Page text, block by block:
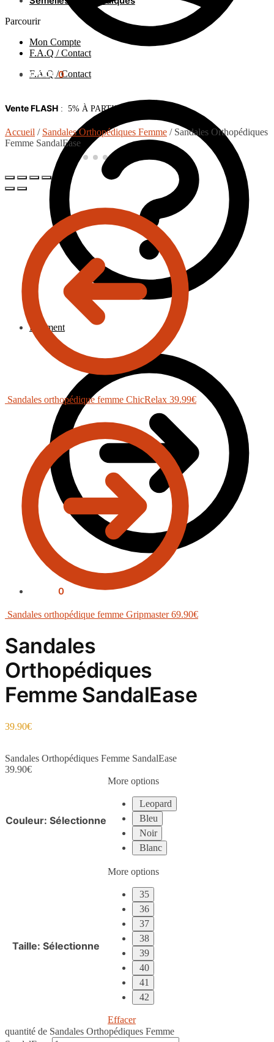
F.A.Q / Contact
Paiement
0
Parcourir
Mon Compte
F.A.Q / Contact
0.00€ 0
Vente FLASH : 5% À PARTIR DE 75€ d’achat
Accueil / Sandales Orthopédiques Femme / Sandales Orthopédiques
Femme SandalEase
Sandales orthopédique femme ChicRelax 39.99€
Sandales orthopédique femme Gripmaster 69.90€
Sandales
Orthopédiques
Femme SandalEase
39.90€
Sandales Orthopédiques Femme SandalEase
39.90€
Couleur: Sélectionne
More options
Leopard
Bleu
Noir
Blanc
Taille: Sélectionne
More options
35
36
37
38
39
40
41
42
Effacer
quantité de Sandales Orthopédiques Femme